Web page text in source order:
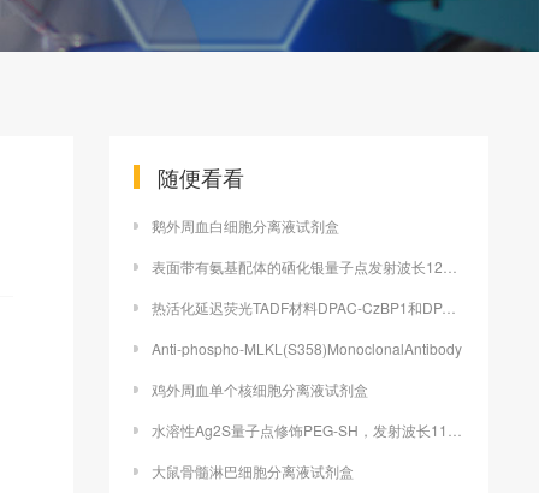
随便看看
鹅外周血白细胞分离液试剂盒
表面带有氨基配体的硒化银量子点发射波长1200nm
热活化延迟荧光TADF材料DPAC-CzBP1和DPAC-CzBP2说明
Anti-phospho-MLKL(S358)MonoclonalAntibody
鸡外周血单个核细胞分离液试剂盒
水溶性Ag2S量子点修饰PEG-SH，发射波长1100-1500nm
大鼠骨髓淋巴细胞分离液试剂盒